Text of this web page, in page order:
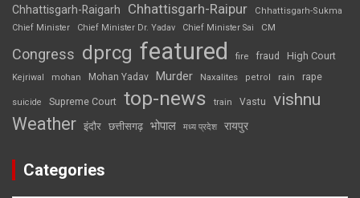
Chhattisgarh-Raigarh Chhattisgarh-Raipur
Chhattisgarh-Sukma
Chief Minister
Chief Minister Dr. Yadav Chief Minister Sai CM
Congress dprcg featured fire fraud High Court
Kejriwal mohan Mohan Yadav Murder Naxalites petrol rain rape
suicide Supreme Court top-news train Vastu vishnu
Weather इंदौर छत्तीसगढ़ भोपाल मध्य प्रदेश रायपुर
Categories